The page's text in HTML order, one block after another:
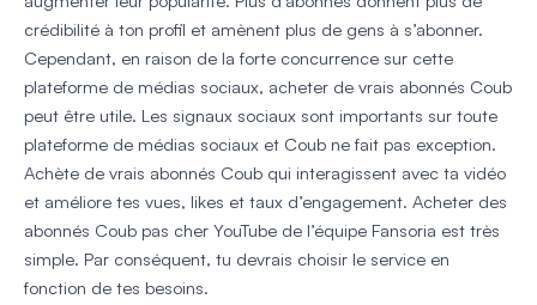
crédibilité à ton profil et amènent plus de gens à s’abonner.
Cependant, en raison de la forte concurrence sur cette
plateforme de médias sociaux, acheter de vrais abonnés Coub
peut être utile. Les signaux sociaux sont importants sur toute
plateforme de médias sociaux et Coub ne fait pas exception.
Achète de vrais abonnés Coub qui interagissent avec ta vidéo
et améliore tes vues, likes et taux d’engagement. Acheter des
abonnés Coub pas cher YouTube de l’équipe Fansoria est très
simple. Par conséquent, tu devrais choisir le service en
fonction de tes besoins.